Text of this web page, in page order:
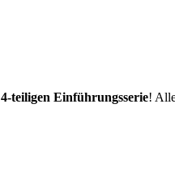
4-teiligen Einführungsserie!